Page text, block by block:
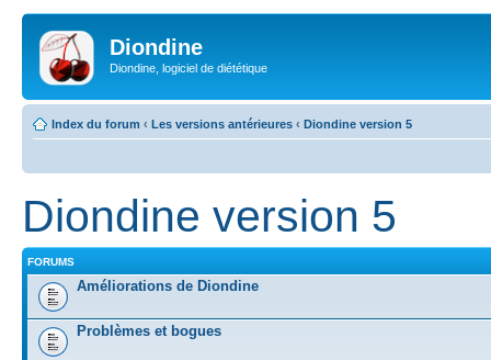
Diondine
Diondine, logiciel de diététique
Index du forum ‹ Les versions antérieures ‹ Diondine version 5
Diondine version 5
FORUMS
Améliorations de Diondine
Problèmes et bogues